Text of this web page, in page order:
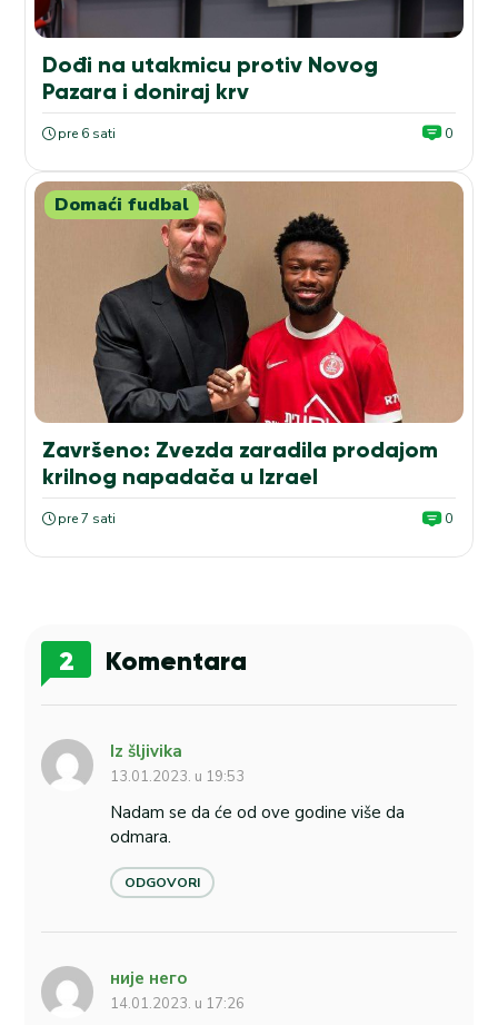
Dođi na utakmicu protiv Novog
Pazara i doniraj krv
pre 6 sati 0
Domaći fudbal
Završeno: Zvezda zaradila prodajom
krilnog napadača u Izrael
pre 7 sati 0
2 Komentara
Iz šljivika
13.01.2023. u 19:53
Nadam se da će od ove godine više da
odmara.
ODGOVORI
није него
14.01.2023. u 17:26